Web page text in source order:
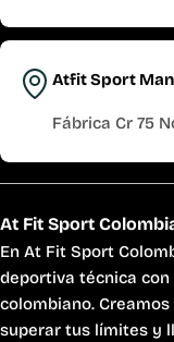
Atfit Sport
Fábrica Cr 75
At Fit Sport
En At Fit Sport
deportiva técnica
colombiano.
superar tus límites y